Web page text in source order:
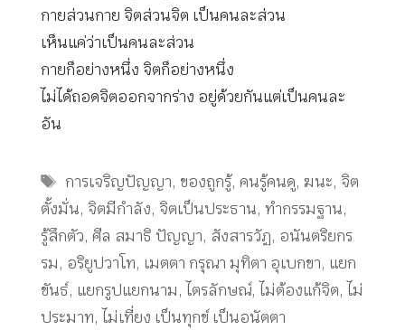
กายส่วนกาย จิตส่วนจิต เป็นคนละส่วน
เห็นแค่ว่าเป็นคนละส่วน
กายก็อย่างหนึ่ง จิตก็อย่างหนึ่ง
ไม่ได้ถอดจิตออกจากร่าง อยู่ด้วยกันแต่เป็นคนละ
อัน
Tags
การเจริญปัญญา, ของถูกรู้,คนรู้คนดู, ฆนะ, จิต
ตั้งมั่น, จิตมีกำลัง, จิตเป็นประธาน, ทำกรรมฐาน,
รู้สึกตัว, ศีล สมาธิ ปัญญา, สังสารวัฏ, อนันตริยกร
รม, อริยูปวาโท, เมตตา กรุณา มุทิตา อุเบกขา, แยก
ขันธ์, แยกรูปแยกนาม, ไตรลักษณ์, ไม่ต้องแก้จิต, ไม่
ประมาท, ไม่เที่ยง เป็นทุกข์ เป็นอนัตตา